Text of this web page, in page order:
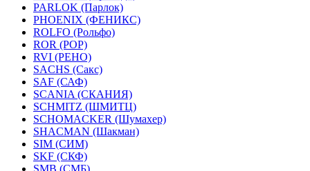
PARLOK (Парлок)
PHOENIX (ФЕНИКС)
ROLFO (Рольфо)
ROR (РОР)
RVI (РЕНО)
SACHS (Сакс)
SAF (САФ)
SCANIA (СКАНИЯ)
SCHMITZ (ШМИТЦ)
SCHOMACKER (Шумахер)
SHACMAN (Шакман)
SIM (СИМ)
SKF (СКФ)
SMB (СМБ)